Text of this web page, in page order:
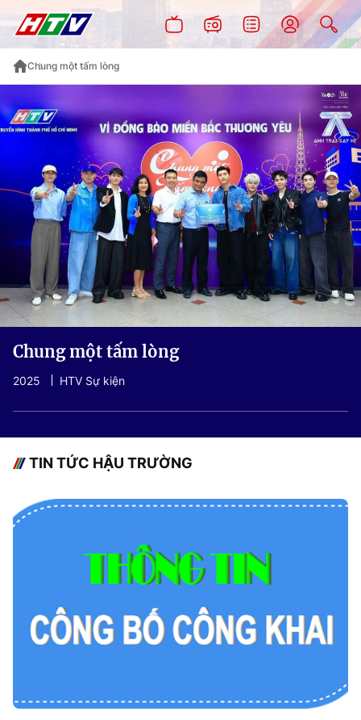
Chung một tấm lòng
Chung một tấm lòng
2025 HTV Sự kiện
TIN TỨC HẬU TRƯỜNG